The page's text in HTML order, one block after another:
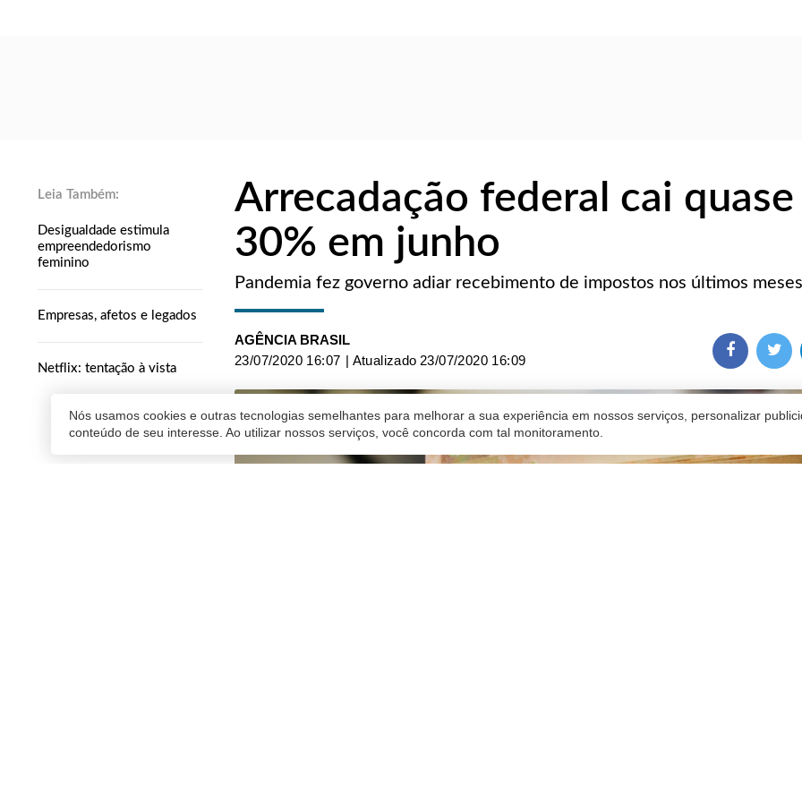
Nós usamos cookies e outras tecnologias semelhantes para melhorar a sua experiência em nossos serviços, personalizar
conteúdo de seu interesse. Ao utilizar nossos serviços, você concorda com tal monitoramento.
Desigualdade estimula
empreendedorismo
feminino
Empresas, afetos e legados
Netflix: tentação à vista
Arrecadação federal cai quase
30% em junho
Pandemia fez governo adiar recebimento de impostos nos últimos meses
AGÊNCIA BRASIL
23/07/2020 16:07 | Atualizado 23/07/2020 16:09